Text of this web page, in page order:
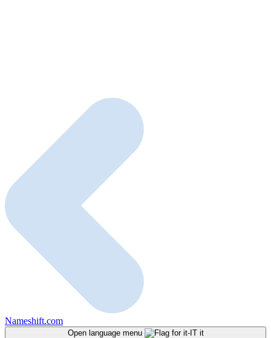
Nameshift.com
Open language menu it